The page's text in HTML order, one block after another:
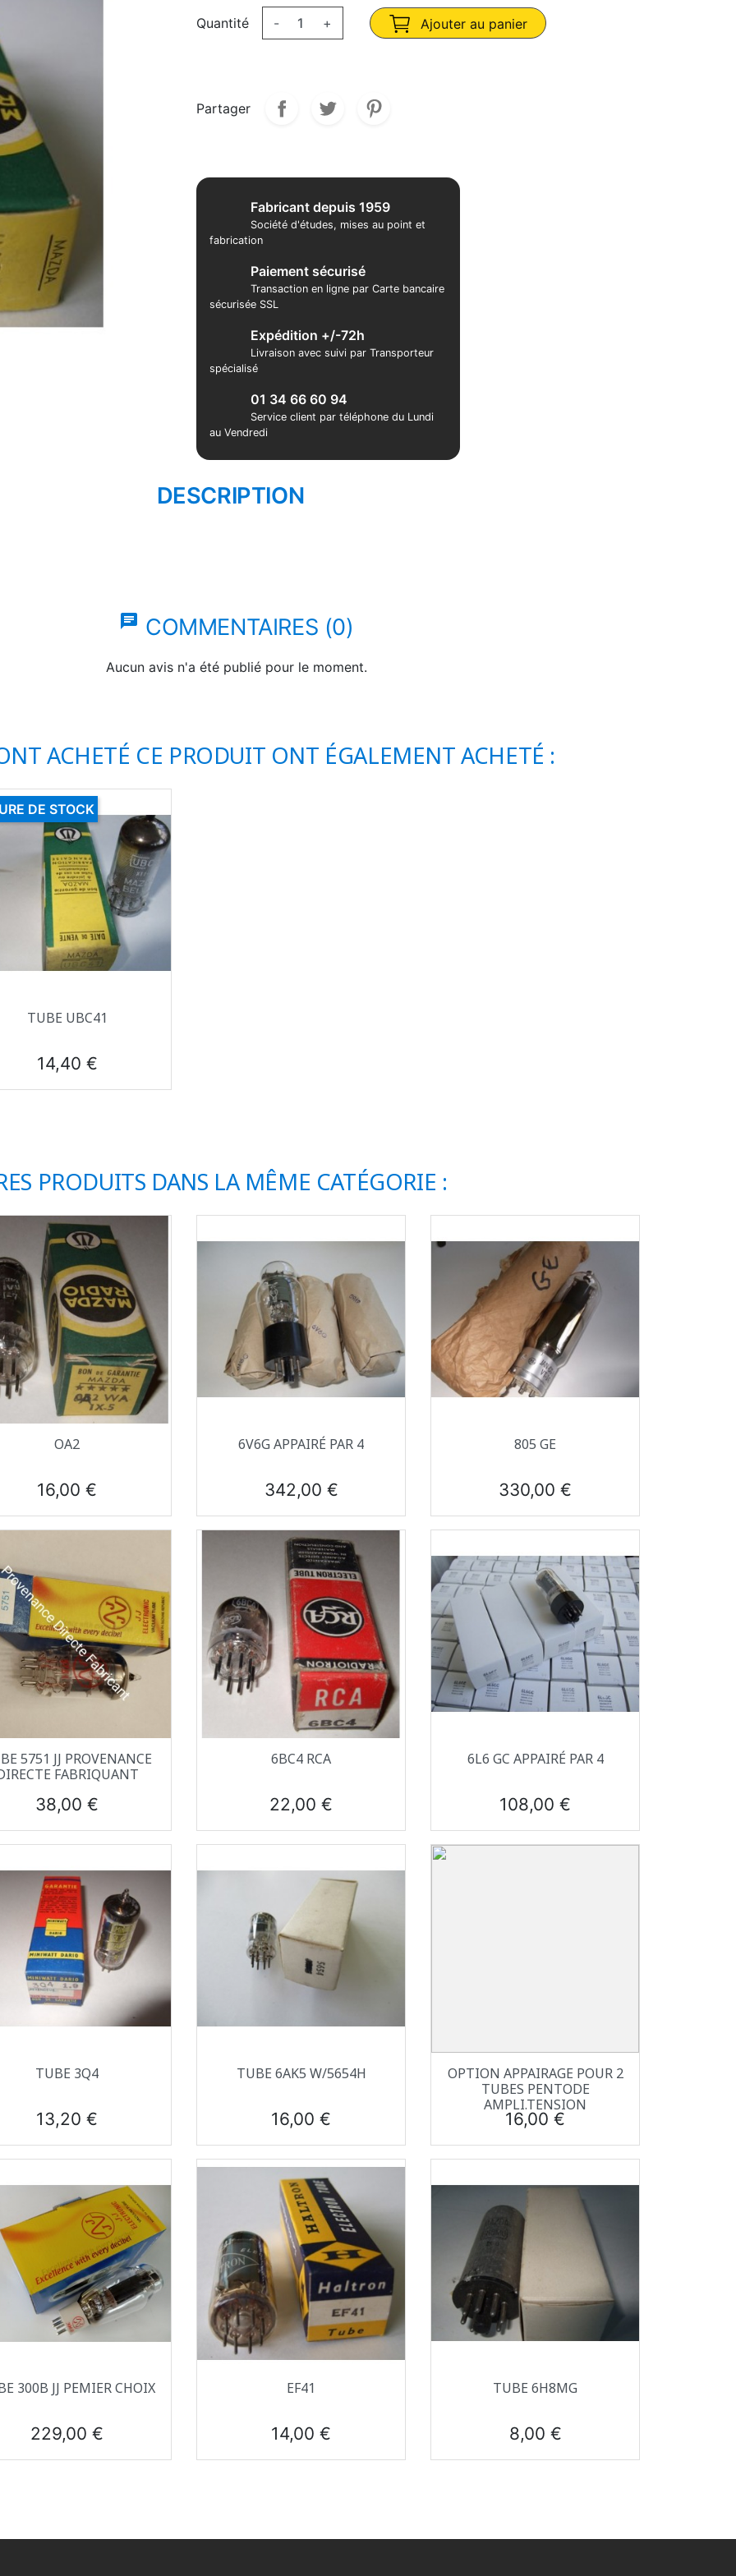
Quantité - + Ajouter au panier
Partager
Fabricant depuis 1959
Société d'études, mises au point et
fabrication
Paiement sécurisé
Transaction en ligne par Carte bancaire
sécurisée SSL
Expédition +/-72h
Livraison avec suivi par Transporteur
spécialisé
01 34 66 60 94
Service client par téléphone du Lundi
au Vendredi
DESCRIPTION
chat COMMENTAIRES (0)
Aucun avis n'a été publié pour le moment.
ACHETÉ CE PRODUIT ONT ÉGALEMENT ACHETÉ :
Aperçu rapide
TUBE UBC41
Prix
14,40 €
DE STOCK
PRODUITS DANS LA MÊME CATÉGORIE :
Aperçu rapide
OA2
Prix
16,00 €
Aperçu rapide
6V6G APPAIRÉ PAR 4
Prix
342,00 €
Aperçu rapide
805 GE
Prix
330,00 €
Aperçu rapide
5751 JJ PROVENANCE
FABRIQUANT
Prix
38,00 €
Aperçu rapide
6BC4 RCA
Prix
22,00 €
Aperçu rapide
6L6 GC APPAIRÉ PAR 4
Prix
108,00 €
Aperçu rapide
TUBE 3Q4
Prix
13,20 €
Aperçu rapide
TUBE 6AK5 W/5654H
Prix
16,00 €
 Aperçu rapide
OPTION APPAIRAGE POUR 2
TUBES PENTODE
AMPLI.TENSION
Prix
16,00 €
Aperçu rapide
300B JJ PEMIER CHOIX
Prix
229,00 €
Aperçu rapide
EF41
Prix
14,00 €
Aperçu rapide
TUBE 6H8MG
Prix
8,00 €